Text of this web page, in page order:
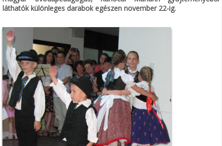
láthatók különleges darabok egészen november 22-ig.